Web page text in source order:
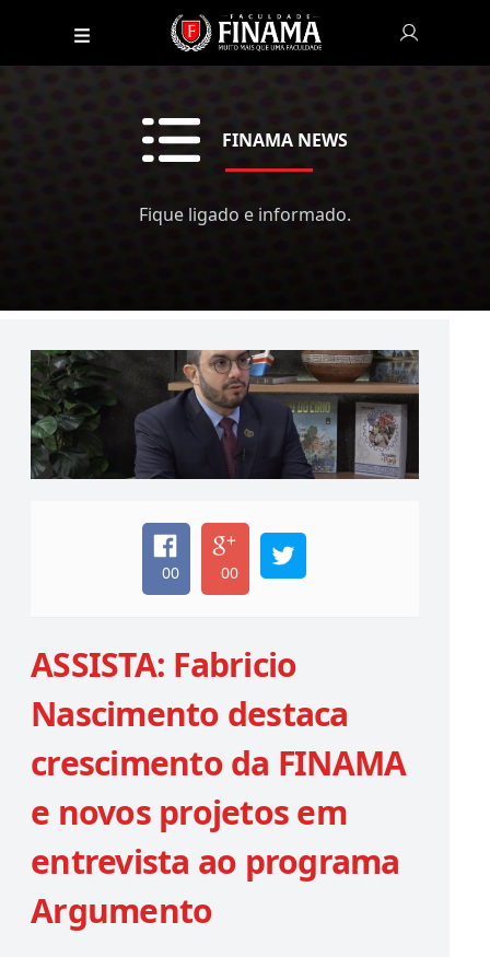
FINAMA NEWS
Fique ligado e informado.
00 00
ASSISTA: Fabricio
Nascimento destaca
crescimento da FINAMA
e novos projetos em
entrevista ao programa
Argumento